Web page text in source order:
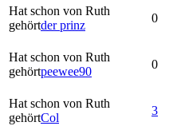
Hat schon von Ruth
gehörtder prinz
0
Hat schon von Ruth
gehörtpeewee90
0
Hat schon von Ruth
gehörtCol
3